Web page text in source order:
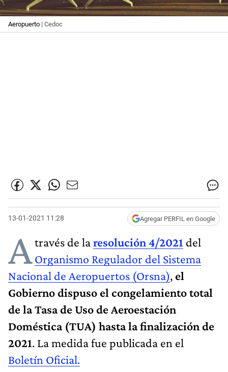
Aeropuerto | Cedoc
13-01-2021 11:28 Agregar PERFIL en Google
Através de laresolución 4/2021 del
Organismo Regulador del Sistema
Nacional de Aeropuertos (Orsna), el
Gobierno dispuso el congelamiento total
de la Tasa de Uso de Aeroestación
Doméstica (TUA) hasta la finalización de
2021. La medida fue publicada en el
Boletín Oficial.